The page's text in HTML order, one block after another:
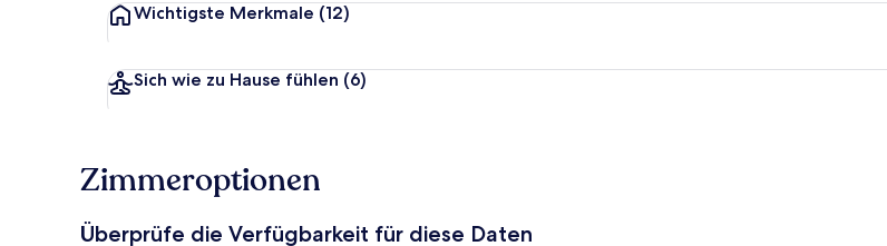
Wichtigste Merkmale (12)
Sich wie zu Hause fühlen (6)
Zimmeroptionen
Überprüfe die Verfügbarkeit für diese Daten